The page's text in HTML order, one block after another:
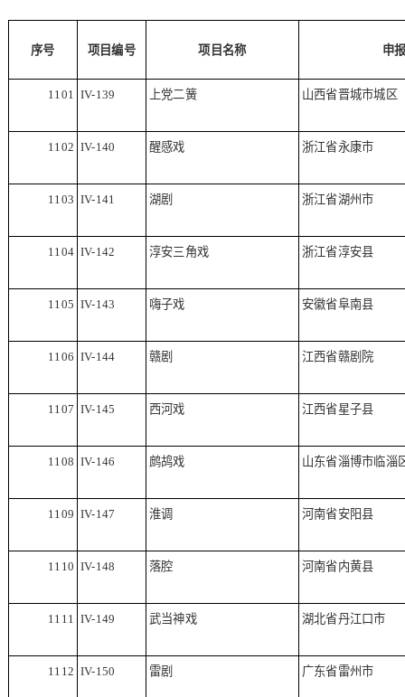
序号 项目编号 项目名称 申
1101 IV-139 上党二簧 山西省晋城市城区
1102 IV-140 醒感戏 浙江省永康市
1103 IV-141 湖剧 浙江省湖州市
1104 IV-142 淳安三角戏 浙江省淳安县
1105 IV-143 嗨子戏 安徽省阜南县
1106 IV-144 赣剧 江西省赣剧院
1107 IV-145 西河戏 江西省星子县
1108 IV-146 鹧鸪戏 山东省淄博市临淄
1109 IV-147 淮调 河南省安阳县
1110 IV-148 落腔 河南省内黄县
1111 IV-149 武当神戏 湖北省丹江口市
1112 IV-150 雷剧 广东省雷州市